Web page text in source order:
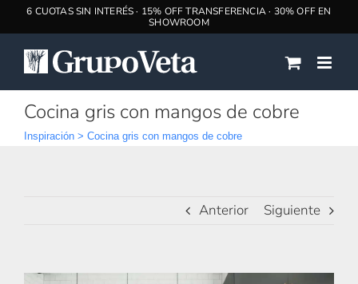
Cocina gris con mangos de cobre
Inspiración > Cocina gris con mangos de cobre
Anterior Siguiente